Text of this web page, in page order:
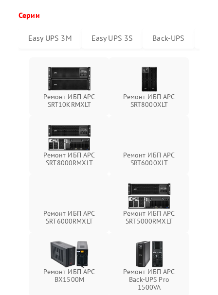
Серии
Easy UPS 3M Easy UPS 3S Back-UPS
Ремонт ИБП APC
SRT10KRMXLT
Ремонт ИБП APC
SRT8000XLT
Ремонт ИБП APC
SRT8000RMXLT
SRT6000XLT
Ремонт ИБП APC
SRT6000RMXLT
Ремонт ИБП APC
SRT5000RMXLT
Ремонт ИБП APC
BX1500M
Ремонт ИБП APC
Back-UPS Pro
1500VA